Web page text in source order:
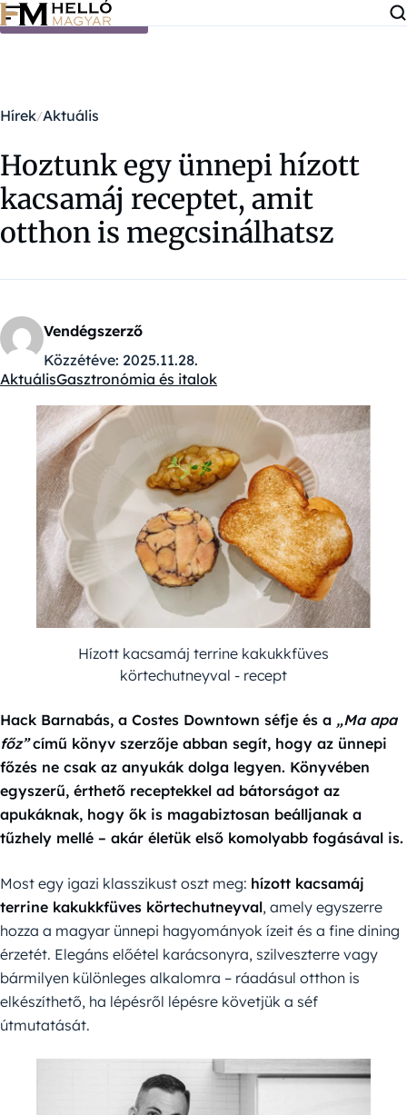
Ugrás a tartalomra
Hírek Aktuális
Hoztunk egy ünnepi hízott
kacsamáj receptet, amit
otthon is megcsinálhatsz
Vendégszerző
Közzétéve: 2025.11.28.
Kategóriák:
AktuálisGasztronómia és italok
Hízott kacsamáj terrine kakukkfüves
körtechutneyval - recept
Hack Barnabás, a Costes Downtown séfje és a „Ma apa
főz”című könyv szerzője abban segít, hogy az ünnepi
főzés ne csak az anyukák dolga legyen. Könyvében
egyszerű, érthető receptekkel ad bátorságot az
apukáknak, hogy ők is magabiztosan beálljanak a
tűzhely mellé – akár életük első komolyabb fogásával is.
Most egy igazi klasszikust oszt meg: hízott kacsamáj
terrine kakukkfüves körtechutneyval, amely egyszerre
hozza a magyar ünnepi hagyományok ízeit és a fine dining
érzetét. Elegáns előétel karácsonyra, szilveszterre vagy
bármilyen különleges alkalomra – ráadásul otthon is
elkészíthető, ha lépésről lépésre követjük a séf
útmutatását.